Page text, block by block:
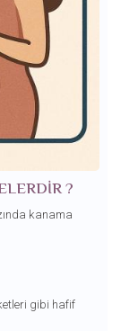
?
kanama
gibi hafif